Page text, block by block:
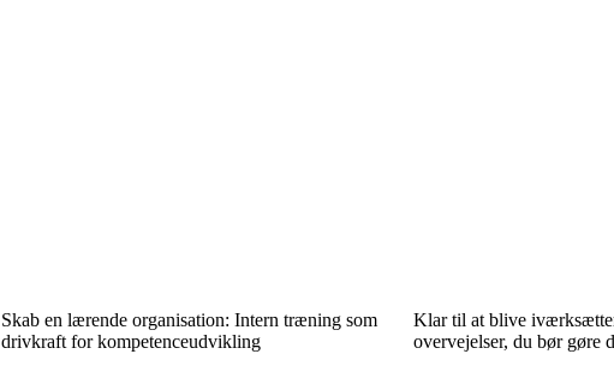
Skab en lærende organisation: Intern træning som
drivkraft for kompetenceudvikling
Klar til at blive
overvejelser, du bør gøre